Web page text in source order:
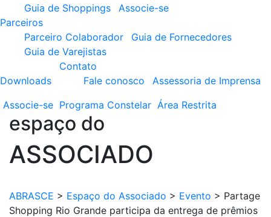
Guia de Shoppings
Associe-se
Parceiros
Parceiro Colaborador
Guia de Fornecedores
Guia de Varejistas
Downloads
Contato
Fale conosco
Assessoria de Imprensa
Associe-se Programa Constelar Área Restrita
espaço do
ASSOCIADO
ABRASCE > Espaço do Associado > Evento > Partage
Shopping Rio Grande participa da entrega de prêmios